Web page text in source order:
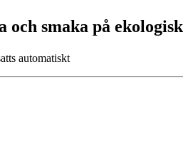
och smaka på
automatiskt